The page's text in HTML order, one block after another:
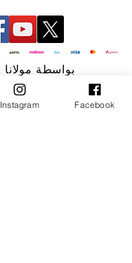
© 2022 بواسطة مولانا
Instagram Facebook